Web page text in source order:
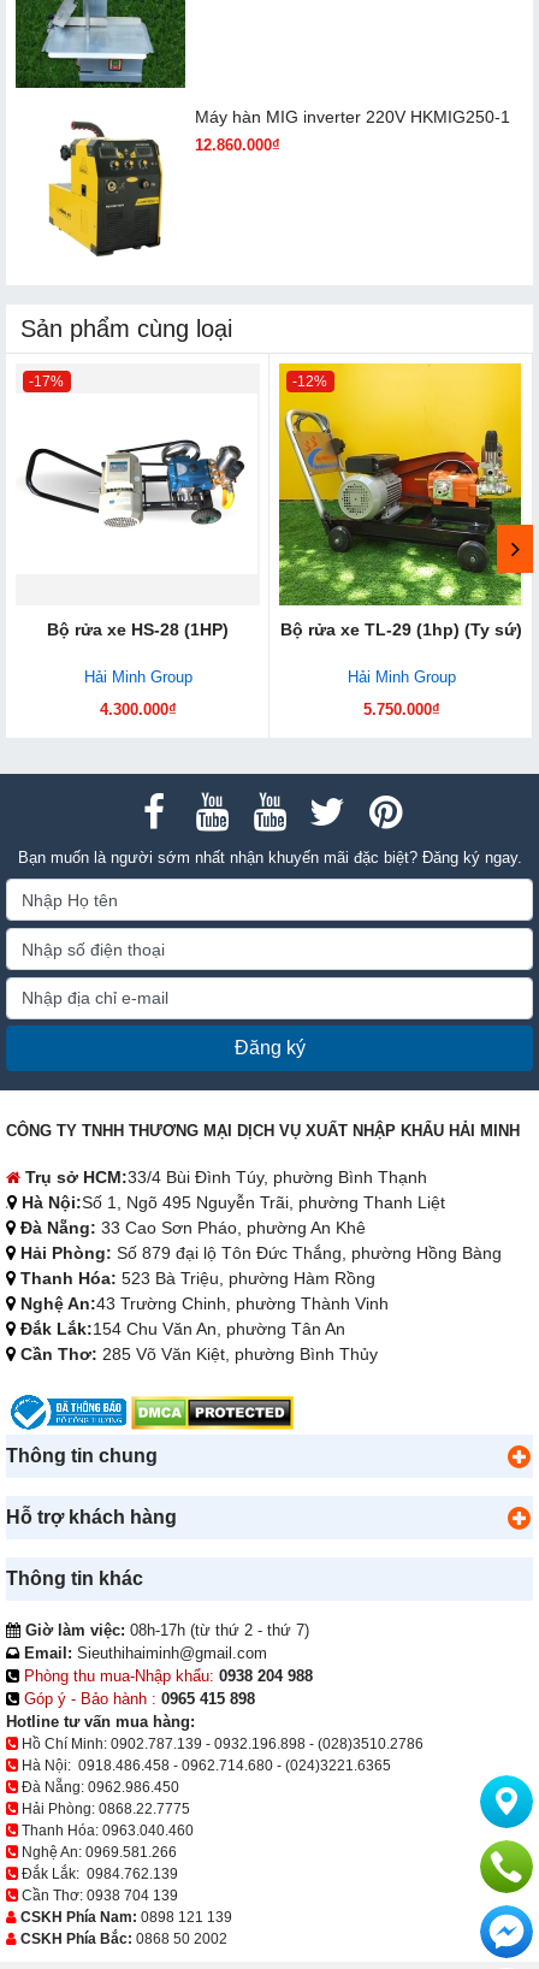
Máy hàn MIG inverter 220V HKMIG250-1
12.860.000₫
Sản phẩm cùng loại
-17%
Bộ rửa xe HS-28 (1HP)
Hải Minh Group
4.300.000₫
-12%
Bộ rửa xe T​L-29 (1hp) (Ty sứ)
Hải Minh Group
5.750.000₫
Bạn muốn là người sớm nhất nhận khuyến mãi đặc biệt? Đăng ký ngay.
Đăng ký
CÔNG TY TNHH THƯƠNG MẠI DỊCH VỤ XUẤT NHẬP KHẨU HẢI MINH
Trụ sở HCM:33/4 Bùi Đình Túy, phường Bình Thạnh
Hà Nội:Số 1, Ngõ 495 Nguyễn Trãi, phường Thanh Liệt
Đà Nẵng: 33 Cao Sơn Pháo, phường An Khê
Hải Phòng: Số 879 đại lộ Tôn Đức Thắng, phường Hồng Bàng
Thanh Hóa: 523 Bà Triệu, phường Hàm Rồng
Nghệ An:43 Trường Chinh, phường Thành Vinh
Đắk Lắk:154 Chu Văn An, phường Tân An
Cần Thơ: 285 Võ Văn Kiệt, phường Bình Thủy
Thông tin chung
Hỗ trợ khách hàng
Thông tin khác
Giờ làm việc: 08h-17h (từ thứ 2 - thứ 7)
Email: Sieuthihaiminh@gmail.com
Phòng thu mua-Nhập khẩu: 0938 204 988
Góp ý - Bảo hành : 0965 415 898
Hotline tư vấn mua hàng:
Hồ Chí Minh: 0902.787.139 - 0932.196.898 - (028)3510.2786
Hà Nội: 0918.486.458 - 0962.714.680 - (024)3221.6365
Đà Nẵng: 0962.986.450
Hải Phòng: 0868.22.7775
Thanh Hóa: 0963.040.460
Nghệ An: 0969.581.266
Đắk Lắk: 0984.762.139
Cần Thơ: 0938 704 139
CSKH Phía Nam: 0898 121 139
CSKH Phía Bắc: 0868 50 2002